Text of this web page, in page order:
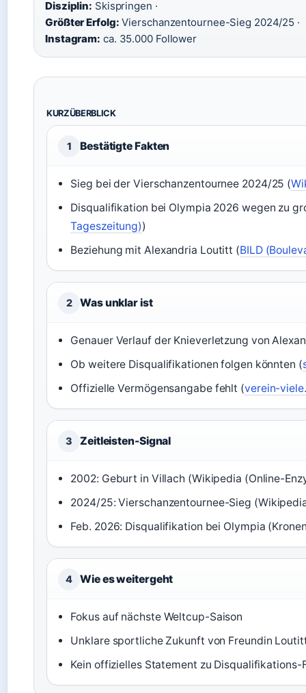
Disziplin: Skispringen ·
Größter Erfolg: Vierschanzentournee-Sieg 2024/25 ·
Instagram: ca. 35.000 Follower
KURZÜBERBLICK
1 Bestätigte Fakten
Sieg bei der Vierschanzentournee 2024/25 (
Disqualifikation bei Olympia 2026 wegen zu
Tageszeitung))
Beziehung mit Alexandria Loutitt (BILD
2 Was unklar ist
Genauer Verlauf der Knieverletzung von
Ob weitere Disqualifikationen folgen könnten (
Offizielle Vermögensangabe fehlt (verein-
3 Zeitleisten-Signal
2002: Geburt in Villach (Wikipedia (Online-
2024/25: Vierschanzentournee-Sieg
Feb. 2026: Disqualifikation bei Olympia
4 Wie es weitergeht
Fokus auf nächste Weltcup-Saison
Unklare sportliche Zukunft von Freundin
Kein offizielles Statement zu Disqualifikations-